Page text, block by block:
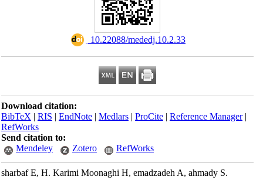
‎ 10.22088/mededj.10.2.33
Download citation:
BibTeX|RIS|EndNote|Medlars|ProCite|Reference Manager
RefWorks
Send citation to:
Mendeley
Zotero RefWorks
sharbaf E, H. Karimi Moonaghi H, emadzadeh A, ahmady S.